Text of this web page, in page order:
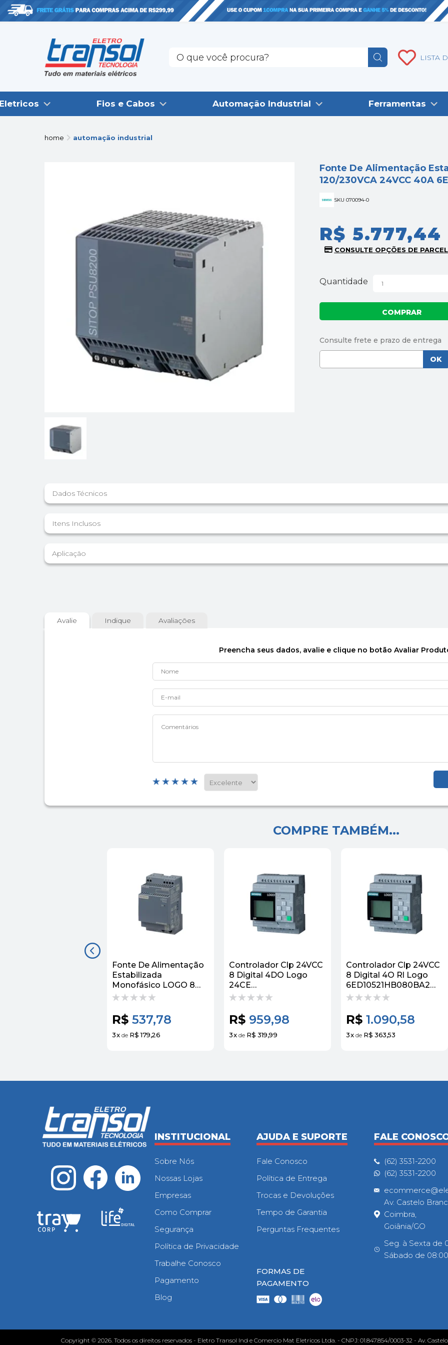
LISTA
Fios e Cabos Automação Industrial Ferramentas
home automação industrial
Fonte De Alimentação
120/230VCA 24VCC 40A
SKU 070094-0
R$ 5.777,44
Quantidade
Dados Técnicos
Itens Inclusos
Aplicação
Avalie Indique Avaliações
Preencha seus dados, avalie e clique no botão Avaliar
COMPRE TAMBÉM...
Fonte De Alimentação
Estabilizada
Monofásico LOGO 8
100-240VCA 24VCC
6EP33326SB000AY0
Siemens
R$ 537,78
3x de R$ 179,26
Controlador Clp 24VCC
8 Digital 4DO Logo
24CE
6ED10521CC080BA2
R$ 959,98
3x de R$ 319,99
Controlador Clp 24VCC
8 Digital 4O Rl Logo
6ED10521HB080BA2
Siemens
R$ 1.090,58
3x de R$ 363,53
INSTITUCIONAL
Sobre Nós
Nossas Lojas
Empresas
Como Comprar
Segurança
Política de Privacidade
Trabalhe Conosco
Pagamento
Blog
AJUDA E SUPORTE
Fale Conosco
Política de Entrega
Trocas e Devoluções
Tempo de Garantia
Perguntas Frequentes
FORMAS DE
PAGAMENTO
FALE
(62) 3531-2200
(62) 3531-2200
Av. Castelo
Coimbra,
Goiânia/GO
Seg. à Sexta de
Sábado de
Copyright © 2026. Todos os direitos reservados - Eletro Transol Ind e Comercio Mat Eletricos Ltda. - CNPJ: 01.847.854/0003-32 - Av.